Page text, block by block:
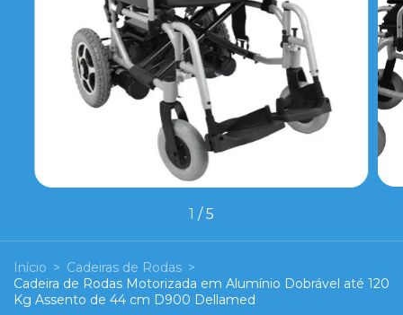
1 /5
Início > Cadeiras de Rodas >
Cadeira de Rodas Motorizada em Alumínio Dobrável até 120
Kg Assento de 44 cm D900 Dellamed